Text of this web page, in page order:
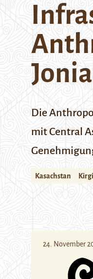
Die
mitCentral
Kasachstan
24. November